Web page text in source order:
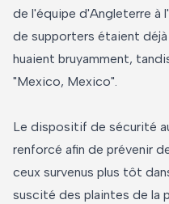
de l'équipe d'Angleterre à
de supporters étaient déjà
huaient bruyamment,
"Mexico, Mexico".
Le dispositif de sécurité
renforcé afin de prévenir
ceux survenus plus tôt
suscité des plaintes de la